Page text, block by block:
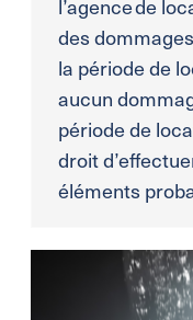
l’agence de
des
la période de
aucun
période de
droit
éléments